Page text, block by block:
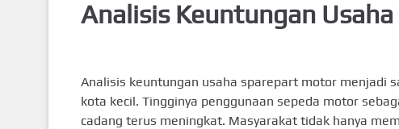
Analisis Keuntungan
Analisis keuntungan usaha sparepart motor menjadi
kota kecil. Tingginya penggunaan sepeda motor
cadang terus meningkat. Masyarakat tidak hanya